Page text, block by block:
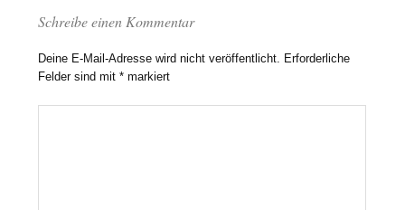
Schreibe einen Kommentar
Deine E-Mail-Adresse wird nicht veröffentlicht. Erforderliche
Felder sind mit* markiert